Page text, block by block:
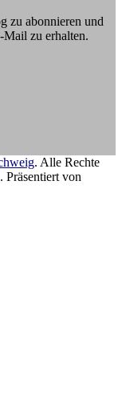
zu abonnieren und
Mail zu erhalten.
. Alle Rechte
von